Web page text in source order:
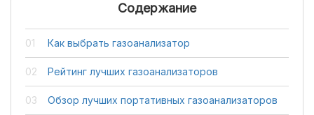
Содержание
Как выбрать газоанализатор
Рейтинг лучших газоанализаторов
Обзор лучших портативных газоанализаторов